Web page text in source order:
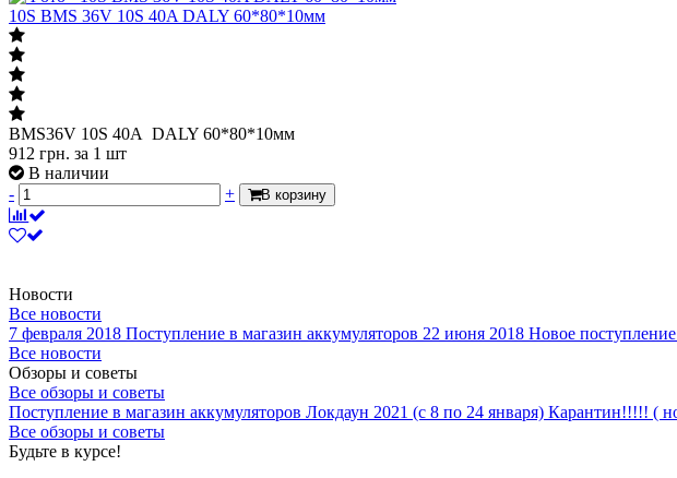
10S BMS 36V 10S 40A DALY 60*80*10мм
BMS36V 10S 40A DALY 60*80*10мм
912 грн. за 1 шт
В наличии
-
+ В корзину
Новости
Все новости
7 февраля 2018 Поступление в магазин аккумуляторов 22 июня 2018 Новое
Все новости
Обзоры и советы
Все обзоры и советы
Поступление в магазин аккумуляторов Локдаун 2021 (с 8 по 24 января) Карантин!!!!! (
Все обзоры и советы
Будьте в курсе!